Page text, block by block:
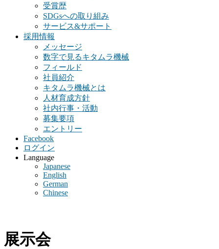
受賞歴
SDGsへの取り組み
サービス&サポート
採用情報
メッセージ
数字で見るキタムラ機械
フィールド
社員紹介
キタムラ機械とは
人材育成方針
社内行事・活動
募集要項
エントリー
Facebook
ログイン
Language
Japanese
English
German
Chinese
展示会